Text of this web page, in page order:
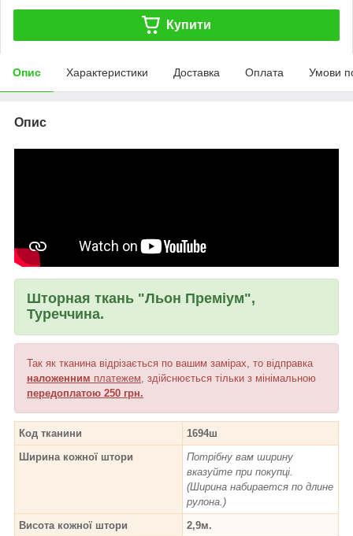
Купити
Опис Характеристики Доставка Оплата Умови
Опис
Шторная ткань "Льон Преміум",
Туреччина.
Так як тканина відрізається по вашим замірах, то відправка
наложенним платежем , здійснюється тільки з мінімальною
передоплатою 250 грн.
Код тканини
1694ш
Ширина кожної штори
Потрібну вам ширину
вказуйте при покупці.
(Ширина набирается по длине
рулона.)
Висота кожної штори
2,9м.